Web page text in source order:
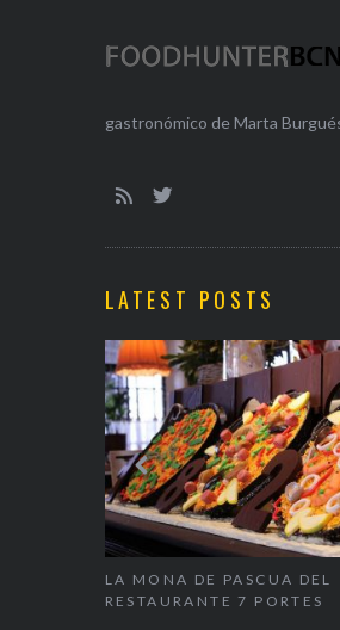
gastronómico de Marta
LATEST POSTS
LA MONA DE PASCUA DEL
RESTAURANTE 7 PORTES